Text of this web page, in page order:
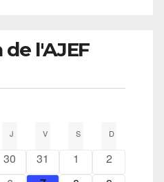
l'AJEF